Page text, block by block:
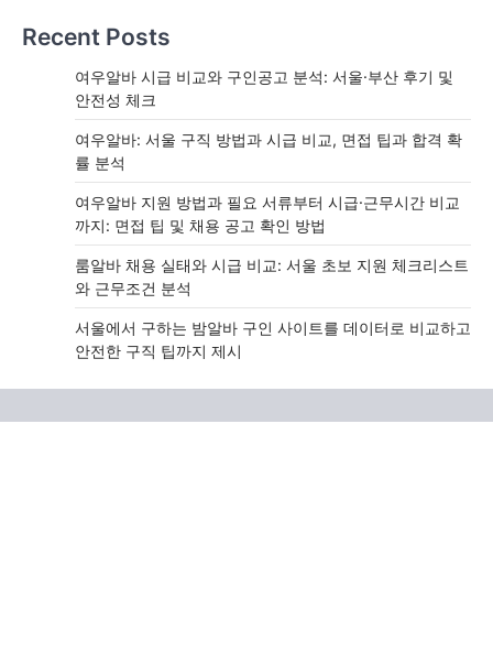
Recent Posts
여우알바 시급 비교와 구인공고 분석: 서울·부산 후기 및
안전성 체크
여우알바: 서울 구직 방법과 시급 비교, 면접 팁과 합격 확
률 분석
여우알바 지원 방법과 필요 서류부터 시급·근무시간 비교
까지: 면접 팁 및 채용 공고 확인 방법
룸알바 채용 실태와 시급 비교: 서울 초보 지원 체크리스트
와 근무조건 분석
서울에서 구하는 밤알바 구인 사이트를 데이터로 비교하고
안전한 구직 팁까지 제시